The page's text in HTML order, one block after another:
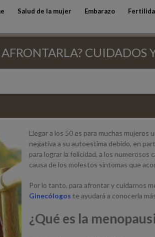
Salud de la mujer Embarazo
CUIDADOS
Llegar a los 50 es para muchas mujeres
negativa a su autoestima debido, en
para lograr la felicidad, a los numerosos
causa de los molestos síntomas que
Por lo tanto, para afrontar y cuidarnos
Ginecólogos te ayudará a conocerla
¿Qué es la